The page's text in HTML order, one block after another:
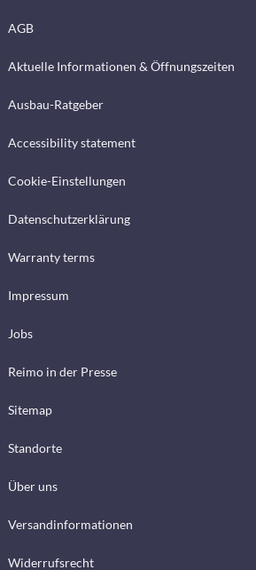
AGB
Aktuelle Informationen & Öffnungszeiten
Ausbau-Ratgeber
Accessibility statement
Cookie-Einstellungen
Datenschutzerklärung
Warranty terms
Impressum
Jobs
Reimo in der Presse
Sitemap
Standorte
Über uns
Versandinformationen
Widerrufsrecht